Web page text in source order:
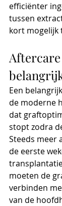
efficiënter
tussen
kort mogelijk
Een
de moderne
dat
stopt zodra
Steeds meer
de eerste
moeten de
verbinden
van de